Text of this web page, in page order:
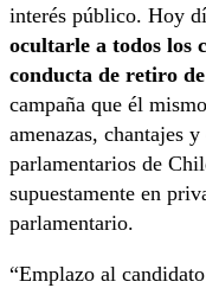
interés público. Hoy
ocultarle a todos los
conducta de retiro
campaña que él
amenazas, chantajes
parlamentarios de
supuestamente en
parlamentario.
“Emplazo al